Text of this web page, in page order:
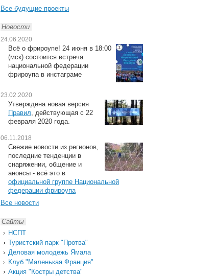
Все будущие проекты
Новости
24.06.2020
Всё о фрироупе! 24 июня в 18:00
(мск) состоится встреча
национальной федерации
фрироупа в инстаграме
23.02.2020
Утверждена новая версия
Правил, действующая с 22
февраля 2020 года.
06.11.2018
Свежие новости из регионов,
последние тенденции в
снаряжении, общение и
анонсы - всё это в
официальной группе Национальной
федерации фрироупа
Все новости
Сайты
НСПТ
Туристский парк "Протва"
Деловая молодежь Ямала
Клуб "Маленькая Франция"
Акция "Костры детства"